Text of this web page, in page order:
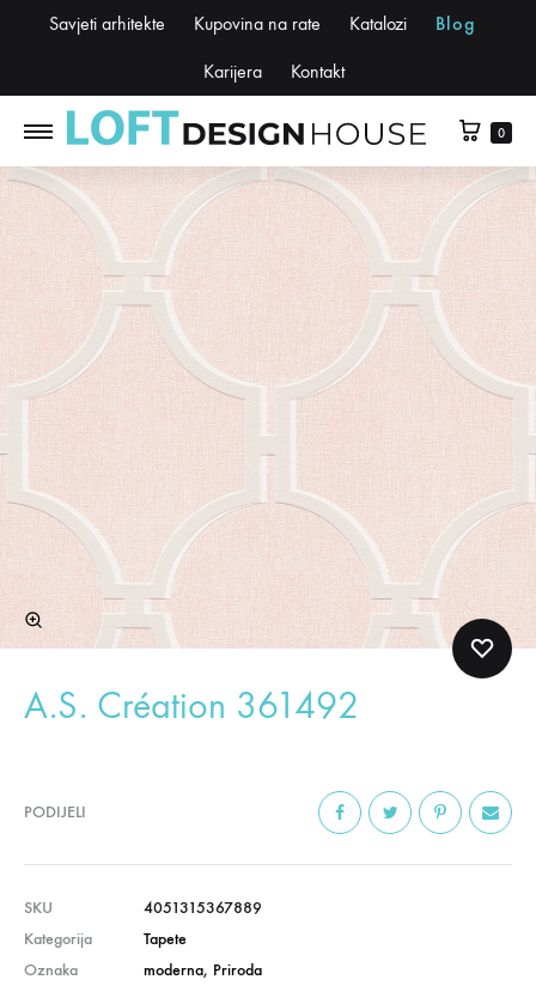
Savjeti arhitekte Kupovina na rate Katalozi Blog
Karijera Kontakt
0
A.S. Création 361492
PODIJELI
SKU
4051315367889
Kategorija
Tapete
Oznaka
moderna, Priroda